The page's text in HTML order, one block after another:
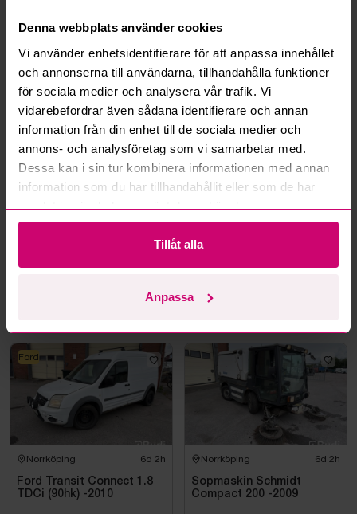
Denna webbplats använder cookies
Vi använder enhetsidentifierare för att anpassa innehållet
och annonserna till användarna, tillhandahålla funktioner
för sociala medier och analysera vår trafik. Vi
vidarebefordrar även sådana identifierare och annan
information från din enhet till de sociala medier och
annons- och analysföretag som vi samarbetar med.
Dessa kan i sin tur kombinera informationen med annan
information som du har tillhandahållit eller som de har
samlat in när du har använt deras tjänster.
Tillåt alla
Anpassa
Norrköping 6d 2h
Renault Kangoo Express II
10 000 kr ·12 bud
Norrköping 6d 2h
Volkswagen Transporter
T4 2.5 TDI (88hk) -2003
2 500 kr ·4 bud
Renault
Norrköping 6d 2h
Ford Transit Connect 1.8
TDCi (90hk) -2010
Ford
Norrköping 6d 2h
Sopmaskin Schmidt
Compact 200 -2009